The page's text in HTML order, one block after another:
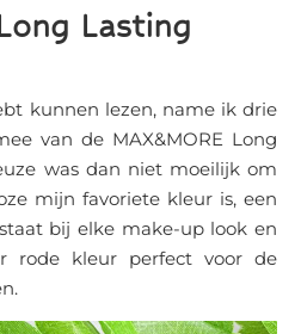
Lasting
kunnen lezen, name ik drie
van de MAX&MORE Long
was dan niet moeilijk om
mijn favoriete kleur is, een
bij elke make-up look en
rode kleur perfect voor de